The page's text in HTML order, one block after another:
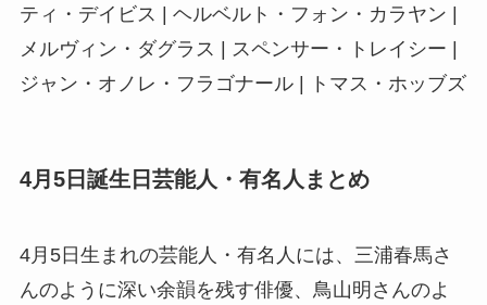
ティ・デイビス | ヘルベルト・フォン・カラヤン |
メルヴィン・ダグラス | スペンサー・トレイシー |
ジャン・オノレ・フラゴナール | トマス・ホッブズ
4月5日誕生日芸能人・有名人まとめ
4月5日生まれの芸能人・有名人には、三浦春馬さ
んのように深い余韻を残す俳優、鳥山明さんのよ